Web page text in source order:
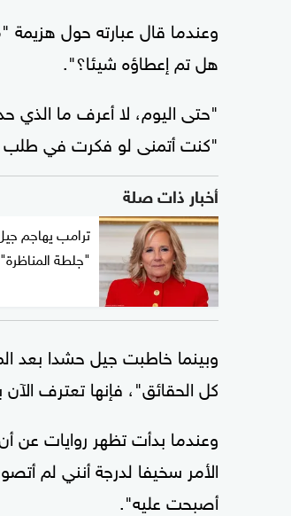
وعندما قال عبارته حول
هل تم إعطاؤه شيئا؟".
"حتى اليوم، لا أعرف ما
"كنت أتمنى لو فكرت في
أخبار ذات صلة
ترامب يهاجم
"جلطة المناظرة"
وبينما خاطبت جيل حشدا بعد
كل الحقائق"، فإنها تعترف الآن
وعندما بدأت تظهر روايات عن
الأمر سخيفا لدرجة أنني لم
أصبحت عليه".